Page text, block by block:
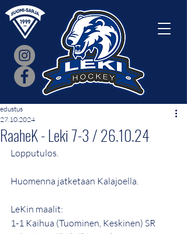
RaaheK - Leki 7-3 / 26.10.24
edustus
27.10.2024
Lopputulos.
Huomenna jatketaan Kalajoella.
LeKin maalit:
1-1 Kaihua (Tuominen, Keskinen) SR